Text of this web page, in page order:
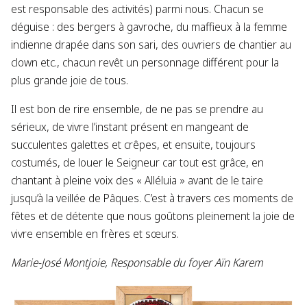
est responsable des activités) parmi nous. Chacun se
déguise : des bergers à gavroche, du maffieux à la femme
indienne drapée dans son sari, des ouvriers de chantier au
clown etc., chacun revêt un personnage différent pour la
plus grande joie de tous.
Il est bon de rire ensemble, de ne pas se prendre au
sérieux, de vivre l’instant présent en mangeant de
succulentes galettes et crêpes, et ensuite, toujours
costumés, de louer le Seigneur car tout est grâce, en
chantant à pleine voix des « Alléluia » avant de le taire
jusqu’à la veillée de Pâques. C’est à travers ces moments de
fêtes et de détente que nous goûtons pleinement la joie de
vivre ensemble en frères et sœurs.
Marie-José Montjoie, Responsable du foyer Aïn Karem